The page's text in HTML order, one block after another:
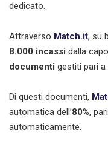
dedicato.
Attraverso Match.it, su
8.000 incassi dalla
documenti gestiti pari a
Di questi documenti,
automatica dell’80%,
automaticamente.